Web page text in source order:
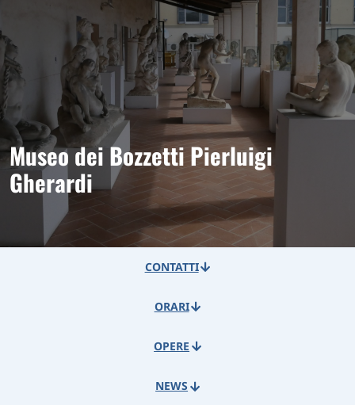
Museo dei Bozzetti Pierluigi
Gherardi
CONTATTI
ORARI
OPERE
NEWS